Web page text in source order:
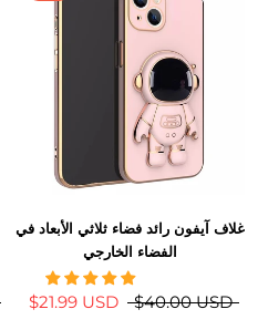
غلاف آيفون رائد فضاء ثلاثي الأبعاد في
الفضاء الخارجي
$21.99 USD $40.00 USD